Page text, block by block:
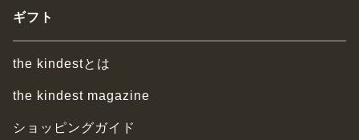
ギフト
the kindestとは
the kindest magazine
ショッピングガイド